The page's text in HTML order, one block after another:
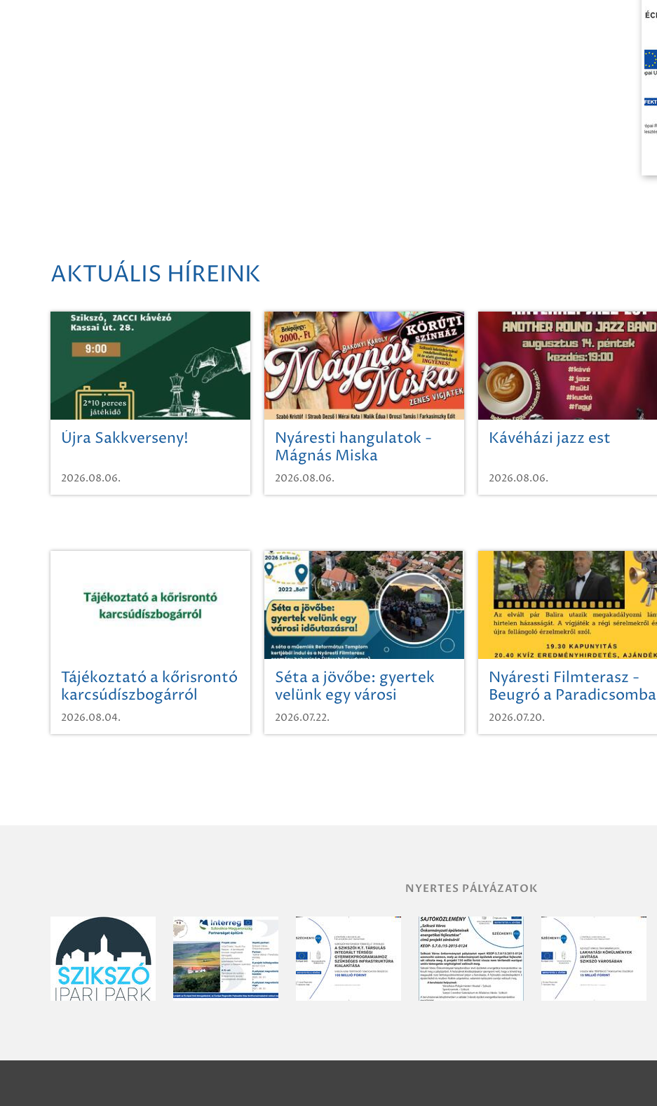
AKTUÁLIS HÍREINK
Újra Sakkverseny!
2026.08.06.
Nyáresti hangulatok -
Mágnás Miska
2026.08.06.
Kávéházi jazz est
2026.08.06.
Tájékoztató a kőrisrontó
karcsúdíszbogárról
2026.08.04.
Séta a jövőbe: gyertek
velünk egy városi
időutazásra!
2026.07.22.
Nyáresti Filmterasz -
Beugró a Paradicsomba
2026.07.20.
NYERTES PÁLYÁZATOK